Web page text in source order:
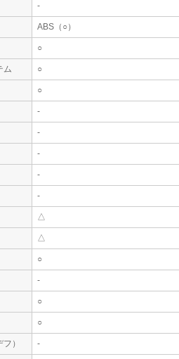
-
ABS（○）
○
ム ○
○
-
-
-
-
-
△
△
○
-
○
○
） -